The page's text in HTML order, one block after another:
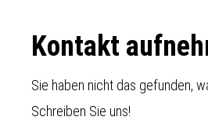
Footer
Kontakt
Sie haben nicht das gefunden,
Schreiben Sie uns!